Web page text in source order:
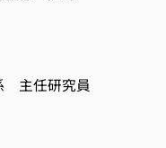
主任研究員